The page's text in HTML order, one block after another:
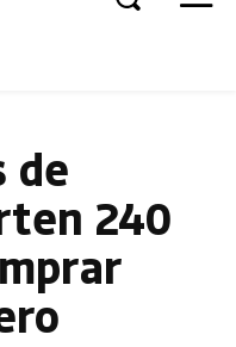
de
240